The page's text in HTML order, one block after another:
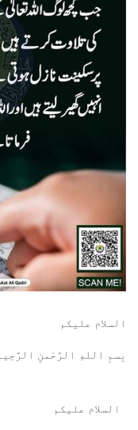
السلام عليكم
بِسمِ اللهِ الرَّحْمنِ
السلام عليكم